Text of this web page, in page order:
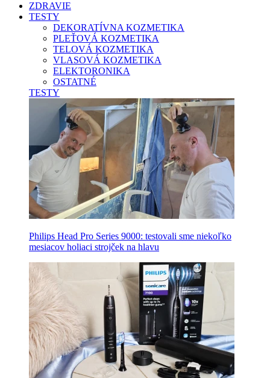
ZDRAVIE
TESTY
DEKORATÍVNA KOZMETIKA
PLEŤOVÁ KOZMETIKA
TELOVÁ KOZMETIKA
VLASOVÁ KOZMETIKA
ELEKTORONIKA
OSTATNÉ
TESTY
Philips Head Pro Series 9000: testovali sme niekoľko
mesiacov holiaci strojček na hlavu